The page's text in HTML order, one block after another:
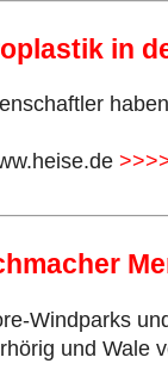
in
Windparks
und Wale